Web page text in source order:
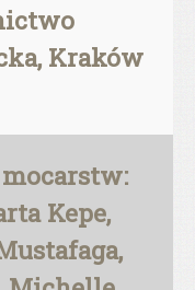
Kraków
Kepe,